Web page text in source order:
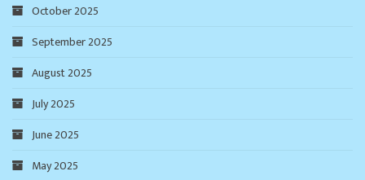
October 2025
September 2025
August 2025
July 2025
June 2025
May 2025